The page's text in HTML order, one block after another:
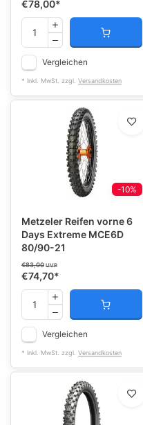
€78,00*
Vergleichen
* Inkl. MwSt. zzgl. Versandkosten
-10%
Metzeler Reifen vorne 6
Days Extreme MCE6D
80/90-21
€83,00 UVP
€74,70*
Vergleichen
* Inkl. MwSt. zzgl. Versandkosten